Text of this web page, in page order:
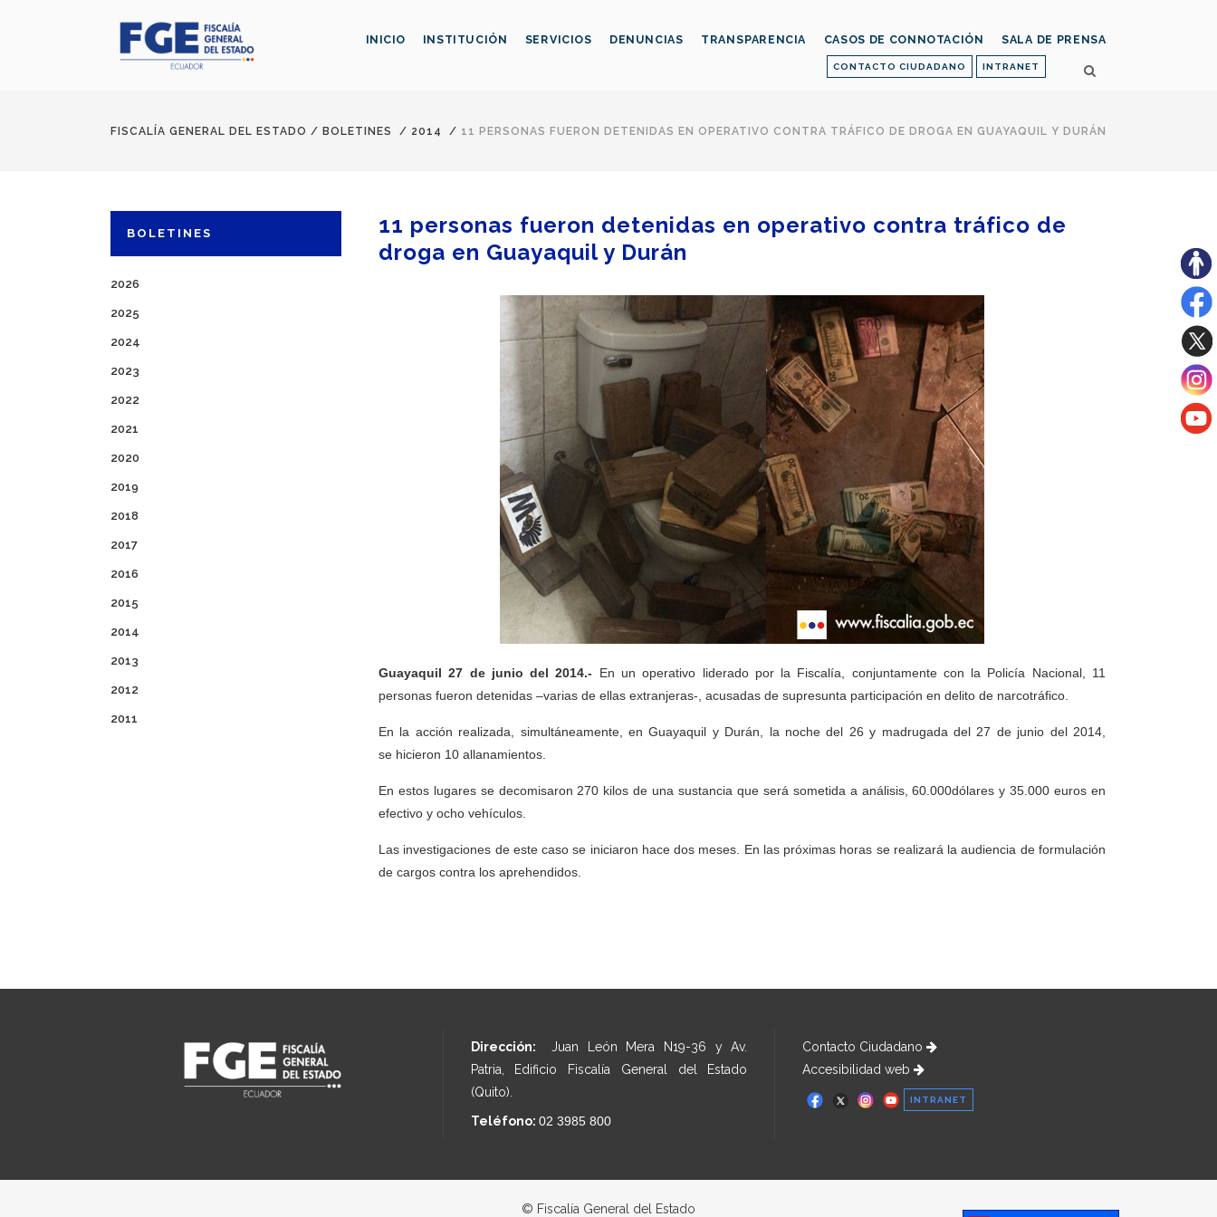
CONTACTO CIUDADANO INTRANET
INICIO INSTITUCIÓN SERVICIOS DENUNCIAS TRANSPARENCIA CASOS DE CONNOTACIÓN SALA DE PRENSA
FISCALÍA GENERAL DEL ESTADO / BOLETINES / 2014 / 11 PERSONAS FUERON DETENIDAS EN OPERATIVO CONTRA TRÁFICO DE DROGA EN GUAYAQUIL Y DURÁN
BOLETINES
2026
2025
2024
2023
2022
2021
2020
2019
2018
2017
2016
2015
2014
2013
2012
2011
11 personas fueron detenidas en operativo contra tráfico de
droga en Guayaquil y Durán
Guayaquil 27 de junio del 2014.- En un operativo liderado por la Fiscalía, conjuntamente con la Policía Nacional, 11
personas fueron detenidas –varias de ellas extranjeras-, acusadas de supresunta participación en delito de narcotráfico.
En la acción realizada, simultáneamente, en Guayaquil y Durán, la noche del 26 y madrugada del 27 de junio del 2014,
se hicieron 10 allanamientos.
En estos lugares se decomisaron 270 kilos de una sustancia que será sometida a análisis, 60.000dólares y 35.000 euros en
efectivo y ocho vehículos.
Las investigaciones de este caso se iniciaron hace dos meses. En las próximas horas se realizará la audiencia de formulación
de cargos contra los aprehendidos.
Dirección: Juan León Mera N19-36 y Av.
Patria, Edificio Fiscalía General del Estado
(Quito).
Teléfono: 02 3985 800
Contacto Ciudadano
Accesibilidad web
INTRANET
© Fiscalía General del Estado